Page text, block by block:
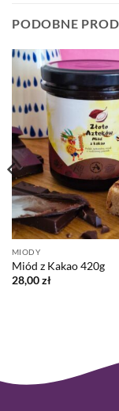
PODOBNE
MIODY
Miód z Kakao 420g
28,00zł